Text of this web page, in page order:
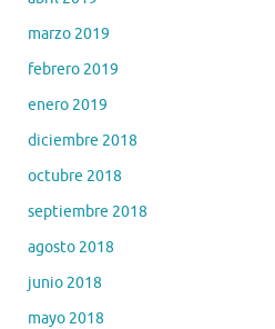
marzo 2019
febrero 2019
enero 2019
diciembre 2018
octubre 2018
septiembre 2018
agosto 2018
junio 2018
mayo 2018